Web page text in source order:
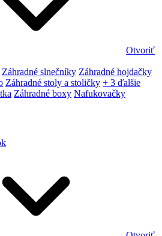
Otvoriť
Záhradné slnečníky Záhradné hojdačky
Záhradné stoly a stoličky + 3 ďalšie
Záhradné boxy Nafukovačky